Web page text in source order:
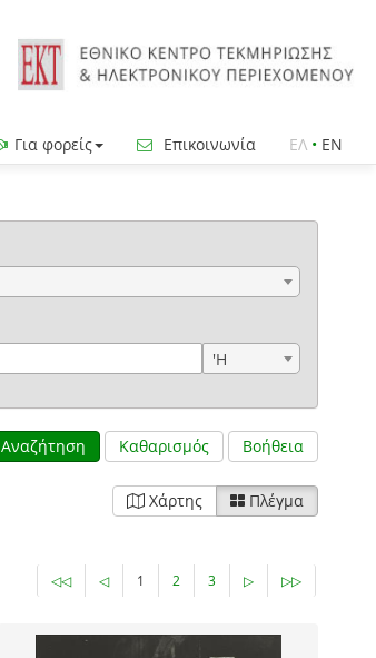
Για φορείς Επικοινωνία ΕΛ • EN
'Η
Αναζήτηση Καθαρισμός Βοήθεια
Χάρτης Πλέγμα
◁◁ ◁ 1 2 3 ▷ ▷▷